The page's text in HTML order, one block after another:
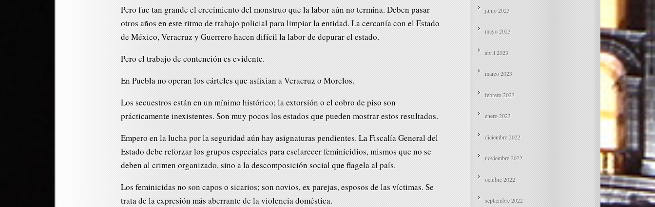
Pero fue tan grande el crecimiento del monstruo que la labor aún no termina. Deben pasar
otros años en este ritmo de trabajo policial para limpiar la entidad. La cercanía con el Estado
de México, Veracruz y Guerrero hacen difícil la labor de depurar el estado.
Pero el trabajo de contención es evidente.
En Puebla no operan los cárteles que asfixian a Veracruz o Morelos.
Los secuestros están en un mínimo histórico; la extorsión o el cobro de piso son
prácticamente inexistentes. Son muy pocos los estados que pueden mostrar estos resultados.
Empero en la lucha por la seguridad aún hay asignaturas pendientes. La Fiscalía General del
Estado debe reforzar los grupos especiales para esclarecer feminicidios, mismos que no se
deben al crimen organizado, sino a la descomposición social que flagela al país.
Los feminicidas no son capos o sicarios; son novios, ex parejas, esposos de las víctimas. Se
trata de la expresión más aberrante de la violencia doméstica.
junio 2023
mayo 2023
abril 2023
marzo 2023
febrero 2023
enero 2023
diciembre 2022
noviembre 2022
octubre 2022
septiembre 2022